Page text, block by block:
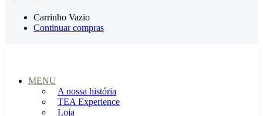
Carrinho Vazio
Continuar compras
MENU
A nossa história
TEA Experience
Loja